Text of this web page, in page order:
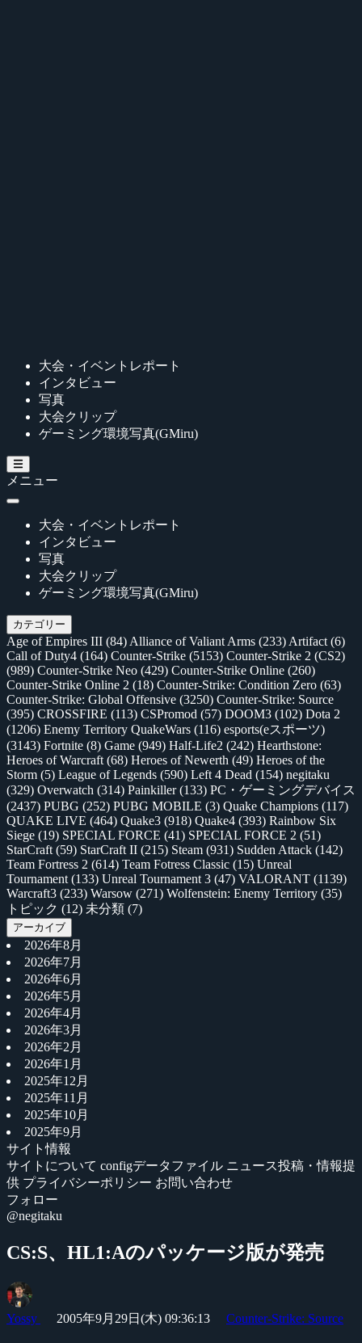
大会・イベントレポート
インタビュー
写真
大会クリップ
ゲーミング環境写真(GMiru)
メニュー
大会・イベントレポート
インタビュー
写真
大会クリップ
ゲーミング環境写真(GMiru)
カテゴリー
Age of Empires III (84) Alliance of Valiant Arms (233) Artifact (6)
Call of Duty4 (164) Counter-Strike (5153) Counter-Strike 2 (CS2)
(989) Counter-Strike Neo (429) Counter-Strike Online (260)
Counter-Strike Online 2 (18) Counter-Strike: Condition Zero (63)
Counter-Strike: Global Offensive (3250) Counter-Strike: Source
(395) CROSSFIRE (113) CSPromod (57) DOOM3 (102) Dota 2
(1206) Enemy Territory QuakeWars (116) esports(eスポーツ)
(3143) Fortnite (8) Game (949) Half-Life2 (242) Hearthstone:
Heroes of Warcraft (68) Heroes of Newerth (49) Heroes of the
Storm (5) League of Legends (590) Left 4 Dead (154) negitaku
(329) Overwatch (314) Painkiller(133) PC・ゲーミングデバイス
(2437) PUBG (252) PUBG MOBILE (3) Quake Champions (117)
QUAKE LIVE (464) Quake3 (918) Quake4 (393) Rainbow Six
Siege (19) SPECIAL FORCE (41) SPECIAL FORCE 2 (51)
StarCraft (59) StarCraft II (215) Steam (931) Sudden Attack (142)
Team Fortress 2 (614) Team Fotress Classic (15) Unreal
Tournament (133) Unreal Tournament 3 (47) VALORANT (1139)
Warcraft3 (233) Warsow (271) Wolfenstein: Enemy Territory (35)
トピック (12) 未分類 (7)
アーカイブ
2026年8月
2026年7月
2026年6月
2026年5月
2026年4月
2026年3月
2026年2月
2026年1月
2025年12月
2025年11月
2025年10月
2025年9月
サイト情報
サイトについて configデータファイル ニュース投稿・情報提
供 プライバシーポリシー お問い合わせ
フォロー
@negitaku
CS:S、HL1:Aのパッケージ版が発売
Yossy 2005年9月29日(木) 09:36:13 Counter-Strike: Source